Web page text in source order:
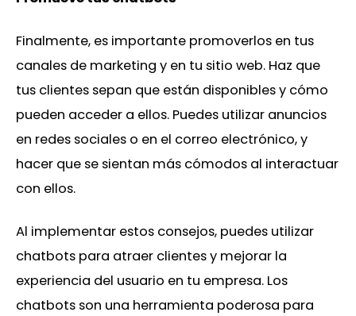
Finalmente, es importante promoverlos en tus
canales de marketing y en tu sitio web. Haz que
tus clientes sepan que están disponibles y cómo
pueden acceder a ellos. Puedes utilizar anuncios
en redes sociales o en el correo electrónico, y
hacer que se sientan más cómodos al interactuar
con ellos.
Al implementar estos consejos, puedes utilizar
chatbots para atraer clientes y mejorar la
experiencia del usuario en tu empresa. Los
chatbots son una herramienta poderosa para